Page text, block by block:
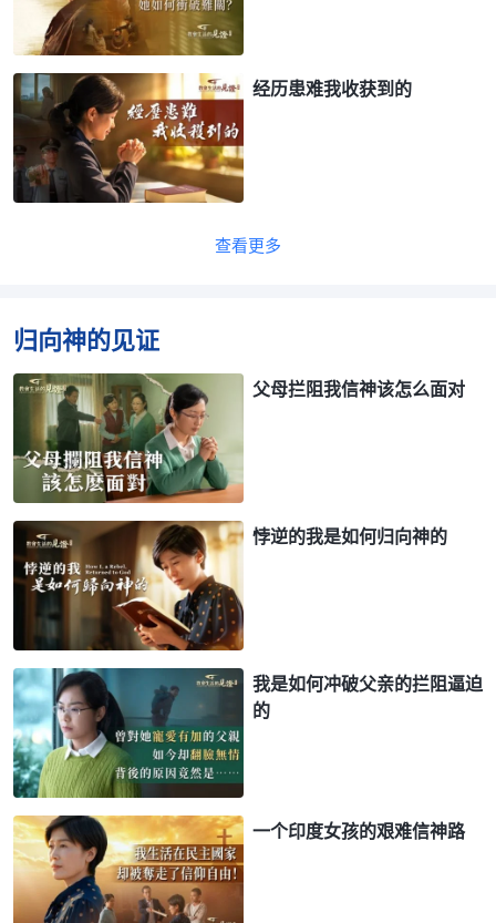
经历患难我收获到的
查看更多
归向神的见证
父母拦阻我信神该怎么面对
悖逆的我是如何归向神的
我是如何冲破父亲的拦阻逼迫
的
一个印度女孩的艰难信神路